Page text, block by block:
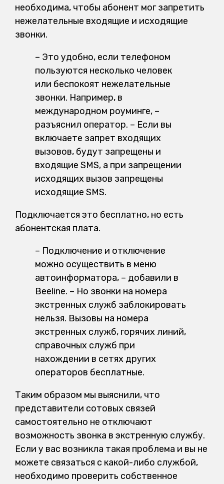
необходима, чтобы абонент мог запретить
нежелательные входящие и исходящие
звонки.
– Это удобно, если телефоном
пользуются несколько человек
или беспокоят нежелательные
звонки. Например, в
международном роуминге, –
разъяснил оператор. – Если вы
включаете запрет входящих
вызовов, будут запрещены и
входящие SMS, а при запрещении
исходящих вызов запрещены
исходящие SMS.
Подключается это бесплатно, но есть
абонентская плата.
– Подключение и отключение
можно осуществить в меню
автоинформатора, – добавили в
Beeline. – Но звонки на номера
экстренных служб заблокировать
нельзя. Вызовы на номера
экстренных служб, горячих линий,
справочных служб при
нахождении в сетях других
операторов бесплатные.
Таким образом мы выяснили, что
представители сотовых связей
самостоятельно не отключают
возможность звонка в экстренную службу.
Если у вас возникла такая проблема и вы не
можете связаться с какой-либо службой,
необходимо проверить собственное